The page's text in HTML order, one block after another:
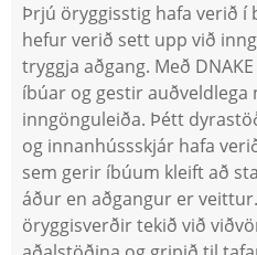
Þrjú öryggisstig hafa verið í
hefur verið sett upp við
tryggja aðgang. Með
íbúar og gestir auðveldlega
inngönguleiða. Þétt
og innanhússskjár hafa
sem gerir íbúum kleift að
áður en aðgangur er
öryggisverðir tekið við